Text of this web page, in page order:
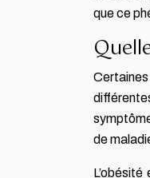
que ce
de